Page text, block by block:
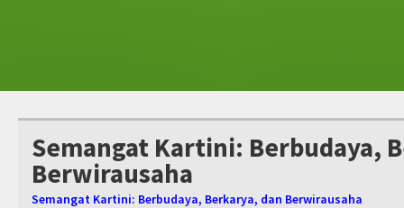
Semangat Kartini: Berbudaya,
Berwirausaha
Semangat Kartini: Berbudaya, Berkarya, dan Berwirausaha